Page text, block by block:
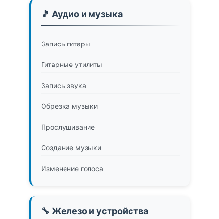
🎵 Аудио и музыка
Запись гитары
Гитарные утилиты
Запись звука
Обрезка музыки
Прослушивание
Создание музыки
Изменение голоса
🔧 Железо и устройства